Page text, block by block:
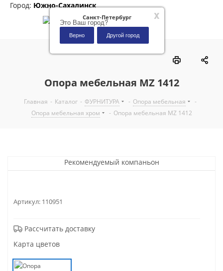
x
Санкт-Петербург
Это Ваш город?
Верно Другой город
Город: Южно-Сахалинск
Опора мебельная MZ 1412
Главная - Каталог - ФУРНИТУРА - Опора мебельная
-
Опора мебельная хром
- Опора мебельная MZ 1412
Рекомендуемый компаньон
Артикул: 110951
Рассчитать доставку
Карта цветов